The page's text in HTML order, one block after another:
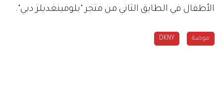
الأطفال في الطابق الثاني من متجر "بلومينغديلز دبي".
موضة DKNY